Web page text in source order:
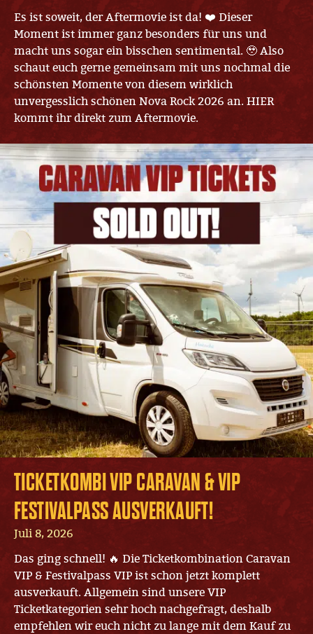
Es ist soweit, der Aftermovie ist da! ❤️ Dieser
Moment ist immer ganz besonders für uns und
macht uns sogar ein bisschen sentimental. 🥹 Also
schaut euch gerne gemeinsam mit uns nochmal die
schönsten Momente von diesem wirklich
unvergesslich schönen Nova Rock 2026 an. HIER
kommt ihr direkt zum Aftermovie.
TICKETKOMBI VIP CARAVAN & VIP
FESTIVALPASS AUSVERKAUFT!
Juli 8, 2026
Das ging schnell! 🔥 Die Ticketkombination Caravan
VIP & Festivalpass VIP ist schon jetzt komplett
ausverkauft. Allgemein sind unsere VIP
Ticketkategorien sehr hoch nachgefragt, deshalb
empfehlen wir euch nicht zu lange mit dem Kauf zu